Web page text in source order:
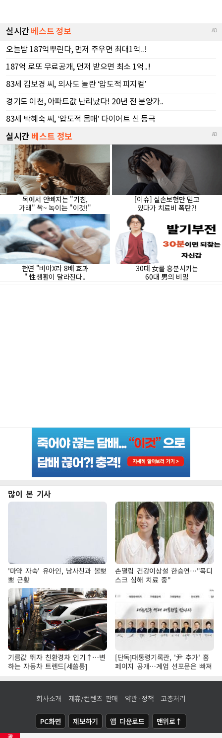
광
많이 본 기사
'마약 자숙' 유아인, 남사친과 볼뽀
뽀 근황
손떨림 건강이상설 한승연…"목디
스크 심해 치료 중"
기름값 뛰자 친환경차 인기↑…변
하는 자동차 트렌드[세쓸통]
[단독]대통령기록관, '尹 추가' 홈
페이지 공개…계엄 선포문은 빠져
회사소개 제휴/컨텐츠 판매 약관·정책 고충처리
PC화면 제보하기 앱 다운로드 맨위로↑